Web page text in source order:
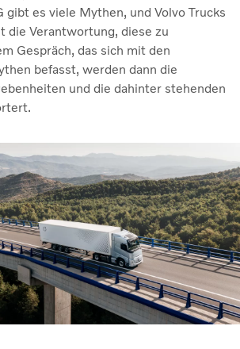
gibt es viele Mythen, und Volvo Trucks
die Verantwortung, diese zu
Gespräch, das sich mit den
befasst, werden dann die
und die dahinter stehenden